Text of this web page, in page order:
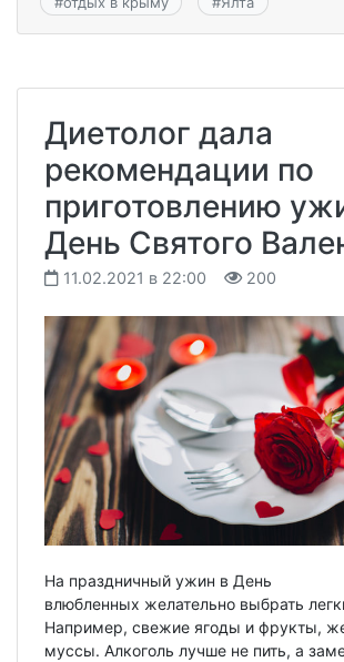
Диетолог дала
рекомендации по
приготовлению
День Святого
11.02.2021 в 22:00 200
На праздничный ужин в День
влюбленных желательно выбрать
Например, свежие ягоды и фрукты,
муссы. Алкоголь лучше не пить, а